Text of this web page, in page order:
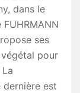
dans le
FUHRMANN
ses
végétal pour
est